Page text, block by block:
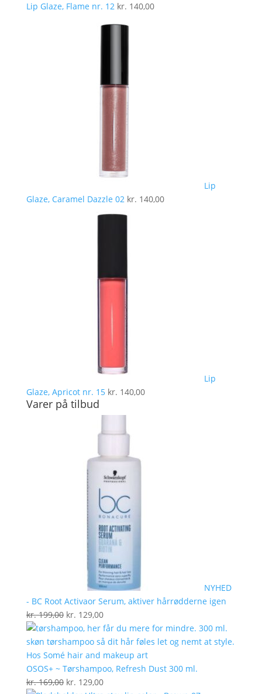
Lip Glaze, Flame nr. 12 kr. 140,00
Lip
Glaze, Caramel Dazzle 02 kr. 140,00
Lip
Glaze, Apricot nr. 15 kr. 140,00
Varer på tilbud
NYHED
- BC Root Activaor Serum, aktiver hårrødderne igen
kr.199,00 Den
oprindelige
pris
var:
kr. 199,00.
kr. 129,00Den
aktuelle
pris
er:
kr. 129,00.
OSOS+ ~ Tørshampoo, Refresh Dust 300 ml.
kr.169,00 Den
kr. 129,00Den